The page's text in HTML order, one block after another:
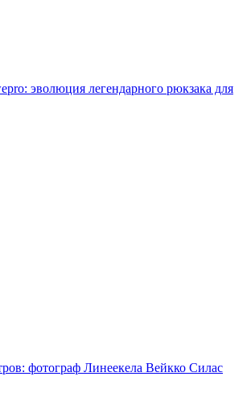
эволюция легендарного рюкзака для
фотограф Линеекела Вейкко Силас